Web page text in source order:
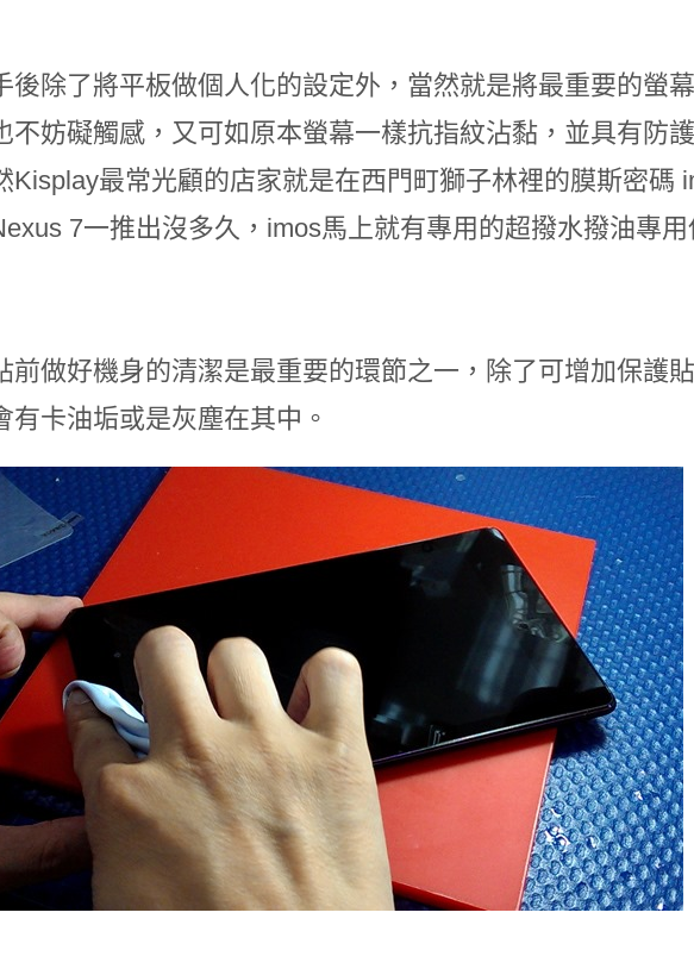
後除了將平板做個人化的設定外，當然就是將最重要的螢
不妨礙觸感，又可如原本螢幕一樣抗指紋沾黏，並具有防
Kisplay最常光顧的店家就是在西門町獅子林裡的膜斯密碼
7一推出沒多久，imos馬上就有專用的超撥水撥油專用
前做好機身的清潔是最重要的環節之一，除了可增加保護
有卡油垢或是灰塵在其中。